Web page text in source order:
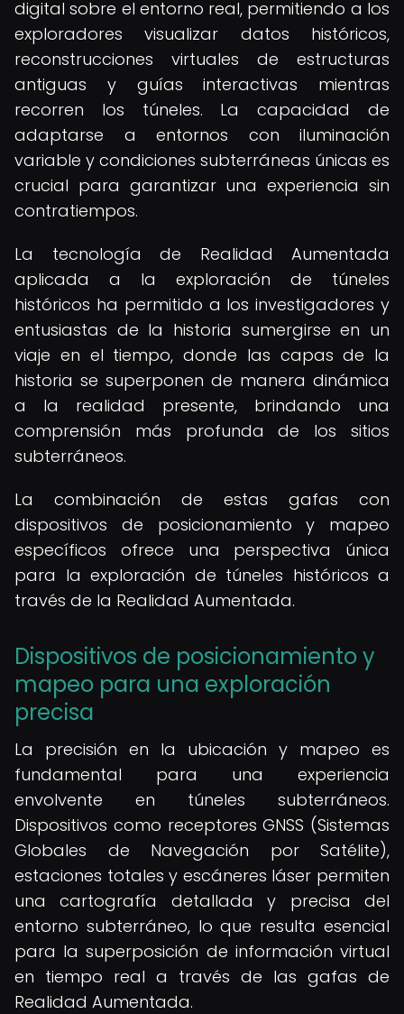
digital sobre el entorno real, permitiendo a los
exploradores visualizar datos históricos,
reconstrucciones virtuales de estructuras
antiguas y guías interactivas mientras
recorren los túneles. La capacidad de
adaptarse a entornos con iluminación
variable y condiciones subterráneas únicas es
crucial para garantizar una experiencia sin
contratiempos.
La tecnología de Realidad Aumentada
aplicada a la exploración de túneles
históricos ha permitido a los investigadores y
entusiastas de la historia sumergirse en un
viaje en el tiempo, donde las capas de la
historia se superponen de manera dinámica
a la realidad presente, brindando una
comprensión más profunda de los sitios
subterráneos.
La combinación de estas gafas con
dispositivos de posicionamiento y mapeo
específicos ofrece una perspectiva única
para la exploración de túneles históricos a
través de la Realidad Aumentada.
Dispositivos de posicionamiento y
mapeo para una exploración
precisa
La precisión en la ubicación y mapeo es
fundamental para una experiencia
envolvente en túneles subterráneos.
Dispositivos como receptores GNSS (Sistemas
Globales de Navegación por Satélite),
estaciones totales y escáneres láser permiten
una cartografía detallada y precisa del
entorno subterráneo, lo que resulta esencial
para la superposición de información virtual
en tiempo real a través de las gafas de
Realidad Aumentada.